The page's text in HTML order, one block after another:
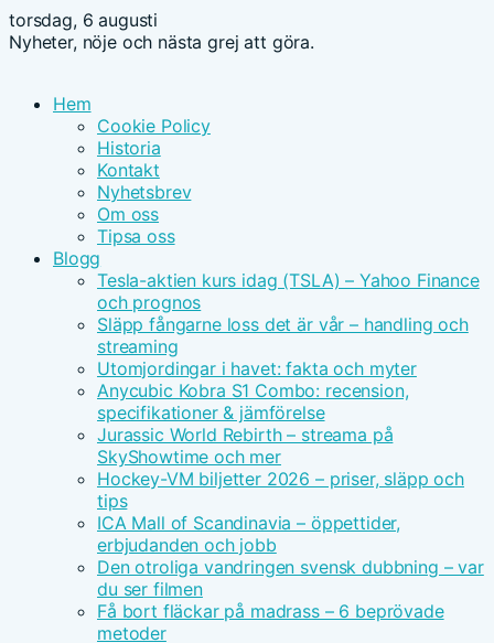
torsdag, 6 augusti
Nyheter, nöje och nästa grej att göra.
Hem
Cookie Policy
Historia
Kontakt
Nyhetsbrev
Om oss
Tipsa oss
Blogg
Tesla-aktien kurs idag (TSLA) – Yahoo Finance
och prognos
Släpp fångarne loss det är vår – handling och
streaming
Utomjordingar i havet: fakta och myter
Anycubic Kobra S1 Combo: recension,
specifikationer & jämförelse
Jurassic World Rebirth – streama på
SkyShowtime och mer
Hockey-VM biljetter 2026 – priser, släpp och
tips
ICA Mall of Scandinavia – öppettider,
erbjudanden och jobb
Den otroliga vandringen svensk dubbning – var
du ser filmen
Få bort fläckar på madrass – 6 beprövade
metoder